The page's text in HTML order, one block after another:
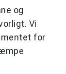
og
Vi
for